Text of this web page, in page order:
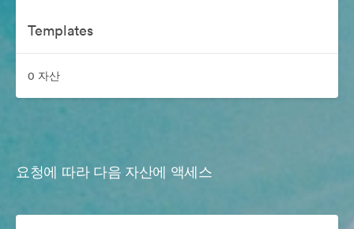
Templates
0 자산
요청에 따라 다음 자산에 액세스